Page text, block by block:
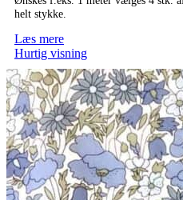
helt stykke.
Læs mere
Hurtig visning